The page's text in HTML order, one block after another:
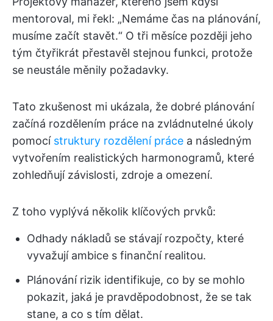
mentoroval, mi řekl: „Nemáme čas na plánování,
musíme začít stavět.“ O tři měsíce později jeho
tým čtyřikrát přestavěl stejnou funkci, protože
se neustále měnily požadavky.
Tato zkušenost mi ukázala, že dobré plánování
začíná rozdělením práce na zvládnutelné úkoly
pomocí struktury rozdělení práce a následným
vytvořením realistických harmonogramů, které
zohledňují závislosti, zdroje a omezení.
Z toho vyplývá několik klíčových prvků:
Odhady nákladů se stávají rozpočty, které
vyvažují ambice s finanční realitou.
Plánování rizik identifikuje, co by se mohlo
pokazit, jaká je pravděpodobnost, že se tak
stane, a co s tím dělat.